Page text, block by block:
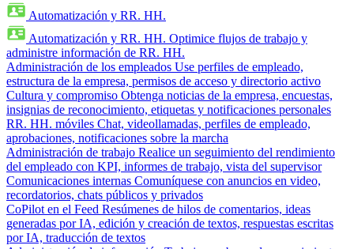
Automatización y RR. HH.
Automatización y RR. HH. Optimice flujos de trabajo y
administre información de RR. HH.
Administración de los empleados Use perfiles de empleado,
estructura de la empresa, permisos de acceso y directorio activo
Cultura y compromiso Obtenga noticias de la empresa, encuestas,
insignias de reconocimiento, etiquetas y notificaciones personales
RR. HH. móviles Chat, videollamadas, perfiles de empleado,
aprobaciones, notificaciones sobre la marcha
Administración de trabajo Realice un seguimiento del rendimiento
del empleado con KPI, informes de trabajo, vista del supervisor
Comunicaciones internas Comuníquese con anuncios en video,
recordatorios, chats públicos y privados
CoPilot en el Feed Resúmenes de hilos de comentarios, ideas
generadas por IA, edición y creación de textos, respuestas escritas
por IA, traducción de textos